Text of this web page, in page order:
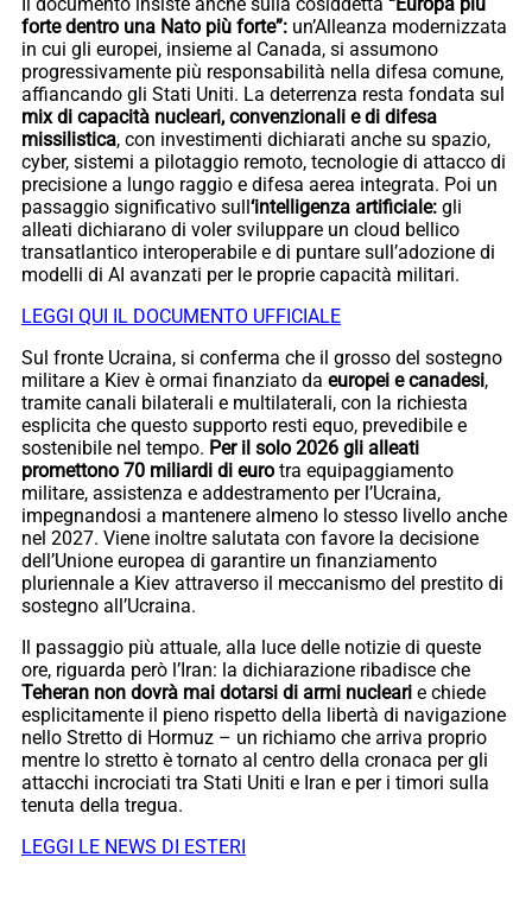
forte dentro una Nato più forte”: un’Alleanza modernizzata
in cui gli europei, insieme al Canada, si assumono
progressivamente più responsabilità nella difesa comune,
affiancando gli Stati Uniti. La deterrenza resta fondata sul
mix di capacità nucleari, convenzionali e di difesa
missilistica, con investimenti dichiarati anche su spazio,
cyber, sistemi a pilotaggio remoto, tecnologie di attacco di
precisione a lungo raggio e difesa aerea integrata. Poi un
passaggio significativo sull‘intelligenza artificiale: gli
alleati dichiarano di voler sviluppare un cloud bellico
transatlantico interoperabile e di puntare sull’adozione di
modelli di AI avanzati per le proprie capacità militari.
LEGGI QUI IL DOCUMENTO UFFICIALE
Sul fronte Ucraina, si conferma che il grosso del sostegno
militare a Kiev è ormai finanziato da europei e canadesi,
tramite canali bilaterali e multilaterali, con la richiesta
esplicita che questo supporto resti equo, prevedibile e
sostenibile nel tempo. Per il solo 2026 gli alleati
promettono 70 miliardi di euro tra equipaggiamento
militare, assistenza e addestramento per l’Ucraina,
impegnandosi a mantenere almeno lo stesso livello anche
nel 2027. Viene inoltre salutata con favore la decisione
dell’Unione europea di garantire un finanziamento
pluriennale a Kiev attraverso il meccanismo del prestito di
sostegno all’Ucraina.
Il passaggio più attuale, alla luce delle notizie di queste
ore, riguarda però l’Iran: la dichiarazione ribadisce che
Teheran non dovrà mai dotarsi di armi nucleari e chiede
esplicitamente il pieno rispetto della libertà di navigazione
nello Stretto di Hormuz – un richiamo che arriva proprio
mentre lo stretto è tornato al centro della cronaca per gli
attacchi incrociati tra Stati Uniti e Iran e per i timori sulla
tenuta della tregua.
LEGGI LE NEWS DI ESTERI